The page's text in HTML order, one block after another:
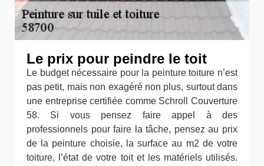
Le prix pour peindre le toit
Le budget nécessaire pour la peinture toiture n’est
pas petit, mais non exagéré non plus, surtout dans
une entreprise certifiée comme Schroll Couverture
58. Si vous pensez faire appel à des
professionnels pour faire la tâche, pensez au prix
de la peinture choisie, la surface au m2 de votre
toiture, l’état de votre toit et les matériels utilisés.